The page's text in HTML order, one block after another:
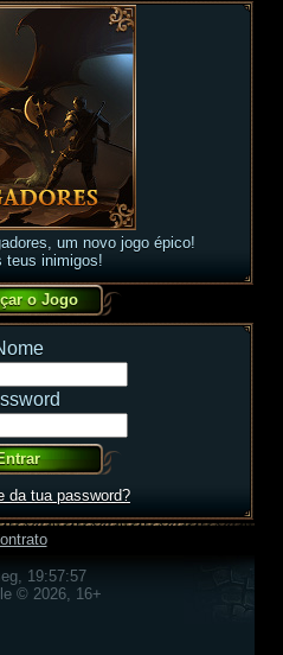
um novo jogo épico!
teus inimigos!
da tua password?
19:57:57
© 2026, 16+